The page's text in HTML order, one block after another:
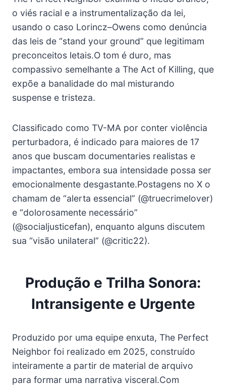
o viés racial e a instrumentalização da lei,
usando o caso Lorincz–Owens como denúncia
das leis de “stand your ground” que legitimam
preconceitos letais.O tom é duro, mas
compassivo semelhante a The Act of Killing, que
expõe a banalidade do mal misturando
suspense e tristeza.
Classificado como TV-MA por conter violência
perturbadora, é indicado para maiores de 17
anos que buscam documentaries realistas e
impactantes, embora sua intensidade possa ser
emocionalmente desgastante.Postagens no X o
chamam de “alerta essencial” (@truecrimelover)
e “dolorosamente necessário”
(@socialjusticefan), enquanto alguns discutem
sua “visão unilateral” (@critic22).
Produção e Trilha Sonora:
Intransigente e Urgente
Produzido por uma equipe enxuta, The Perfect
Neighbor foi realizado em 2025, construído
inteiramente a partir de material de arquivo
para formar uma narrativa visceral.Com